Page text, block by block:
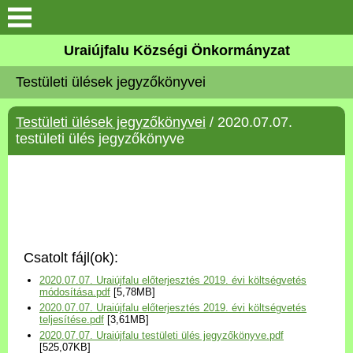
Köszöntő
Elérhetőségek
Uraiújfalu
Választási információk
Versenyképes Járások
Program
Uraiújfalu Községi Önkormányzat
Testületi ülések jegyzőkönyvei
Testületi ülések jegyzőkönyvei / 2020.07.07.
testületi ülés jegyzőkönyve
Csatolt fájl(ok):
2020.07.07. Uraiújfalu előterjesztés 2019. évi költségvetés
módosítása.pdf [5,78MB]
2020.07.07. Uraiújfalu előterjesztés 2019. évi költségvetés
teljesítése.pdf [3,61MB]
2020.07.07. Uraiújfalu testületi ülés jegyzőkönyve.pdf
[525,07KB]